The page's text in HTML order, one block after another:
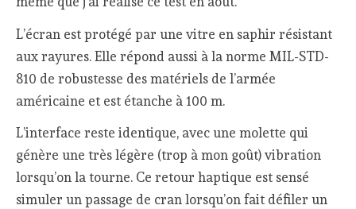
L’écran est protégé par une vitre en saphir résistant
aux rayures. Elle répond aussi à la norme MIL-STD-
810 de robustesse des matériels de l’armée
américaine et est étanche à 100 m.
L’interface reste identique, avec une molette qui
génère une très légère (trop à mon goût) vibration
lorsqu’on la tourne. Ce retour haptique est sensé
simuler un passage de cran lorsqu’on fait défiler un